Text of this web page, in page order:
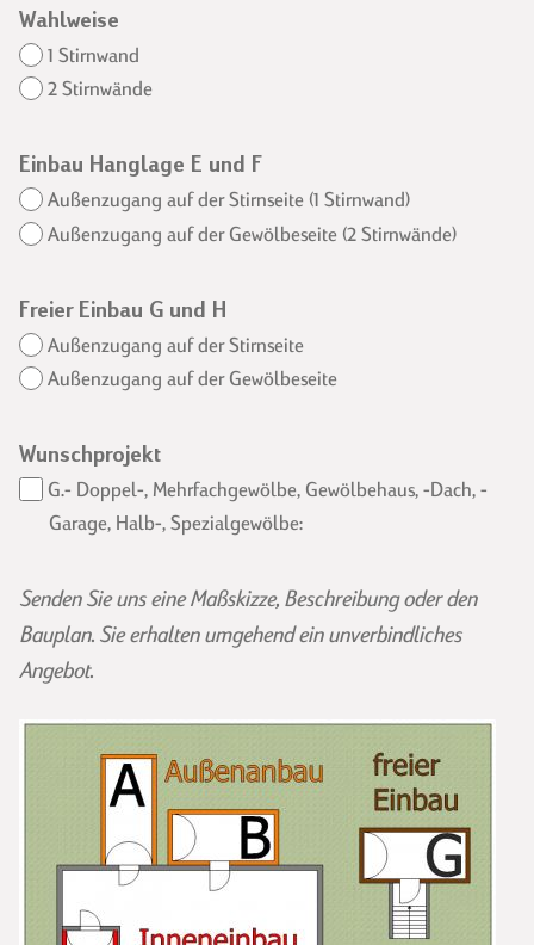
MONTAGE TONNE UND
KAPPE
MONTAGE CLOU
PREISBEISPIELE
ANFRAGE-FORMULAR
WEINKELLER
GARTENGEWOELBE
WELLNESS
OBST-GEMÜSELAGER
WEINKELLER
GARTENGEWÖLBE
KÄSEREIFEKELLER
ÖFFENTLICHER BAU
GEWÖLBEKELLER
SANIERUNG
Wahlweise
1 Stirnwand
2 Stirnwände
Einbau Hanglage E und F
Außenzugang auf der Stirnseite (1 Stirnwand)
Außenzugang auf der Gewölbeseite (2 Stirnwände)
Freier Einbau G und H
Außenzugang auf der Stirnseite
Außenzugang auf der Gewölbeseite
Wunschprojekt
G.- Doppel-, Mehrfachgewölbe, Gewölbehaus, -Dach, -
Garage, Halb-, Spezialgewölbe:
Senden Sie uns eine Maßskizze, Beschreibung oder den
Bauplan. Sie erhalten umgehend ein unverbindliches
Angebot.